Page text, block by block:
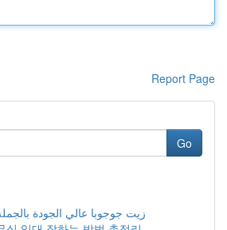
Report Page
Go
زيت جوجوبا عالي الجودة